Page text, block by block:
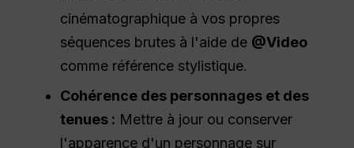
virale ou d'un chef-d'œuvre
cinématographique à vos propres
séquences brutes à l'aide de
Cohérence des personnages et des
tenues :Mettre à jour ou conserver